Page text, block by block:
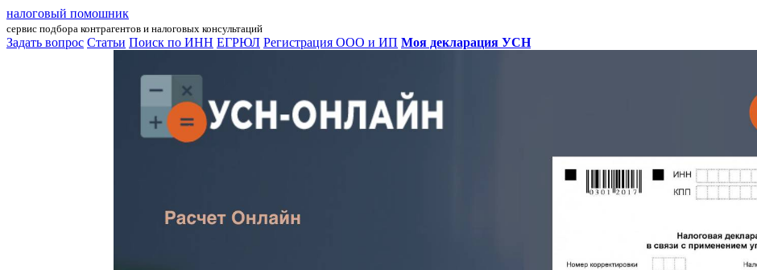
налоговый помошник
сервис подбора контрагентов и налоговых консультаций
Задать вопрос Статьи Поиск по ИНН ЕГРЮЛ Регистрация ООО и ИП Моя декларация УСН